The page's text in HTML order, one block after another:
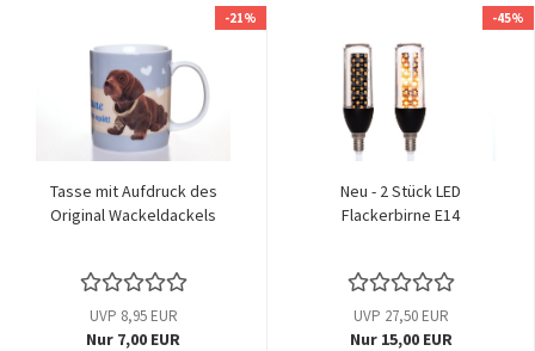
-21%
Tasse mit Aufdruck des
Original Wackeldackels
UVP 8,95 EUR
Nur 7,00 EUR
-45%
Neu - 2 Stück LED
Flackerbirne E14
UVP 27,50 EUR
Nur 15,00 EUR